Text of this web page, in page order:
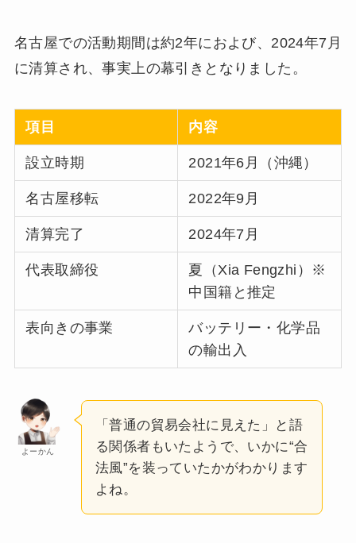
名古屋での活動期間は約2年におよび、2024年7月
に清算され、事実上の幕引きとなりました。
項目 内容
設立時期 2021年6月（沖縄）
名古屋移転 2022年9月
清算完了 2024年7月
代表取締役
夏（Xia Fengzhi）※
中国籍と推定
表向きの事業
バッテリー・化学品
の輸出入
よーかん
「普通の貿易会社に見えた」と語
る関係者もいたようで、いかに“合
法風”を装っていたかがわかります
よね。